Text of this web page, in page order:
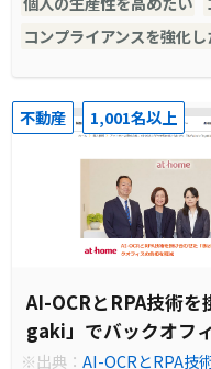
コンプライアンスを強化
不動産 1,001名以上
AI-OCRとRPA技術
gaki」でバックオフ
※出典：AI-OCRとRPA技